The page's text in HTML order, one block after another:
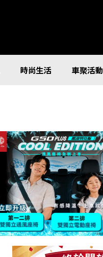
時尚生活 車聚活動